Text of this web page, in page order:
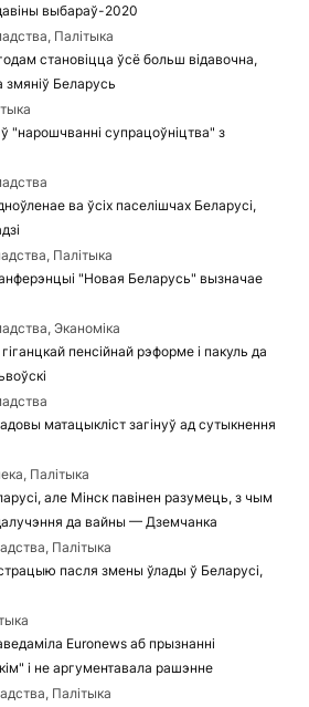
выбараў-2020
Палітыка
становіцца ўсё больш відавочна,
Беларусь
"нарошчванні супрацоўніцтва" з
ва ўсіх паселішчах Беларусі,
Палітыка
"Новая Беларусь" вызначае
Эканоміка
пенсійнай рэформе і пакуль да
матацыкліст загінуў ад сутыкнення
Палітыка
але Мінск павінен разумець, з чым
да вайны — Дземчанка
Палітыка
пасля змены ўлады ў Беларусі,
Euronews аб прызнанні
і не аргументавала рашэнне
Палітыка